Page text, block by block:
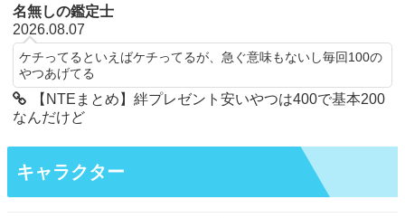
名無しの鑑定士
2026.08.07
ケチってるといえばケチってるが、急ぐ意味もないし毎回100の
やつあげてる
【NTEまとめ】絆プレゼント安いやつは400で基本200
なんだけど
キャラクター